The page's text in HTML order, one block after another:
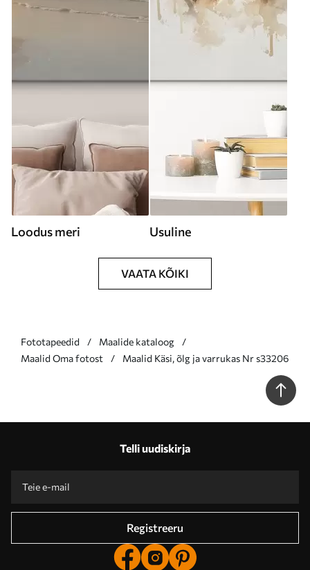
Loodus meri Usuline
VAATA KÕIKI
Fototapeedid
Maalide kataloog
Maalid Oma fotost
Maalid Käsi, õlg ja varrukas Nr s33206
Telli uudiskirja
Registreeru